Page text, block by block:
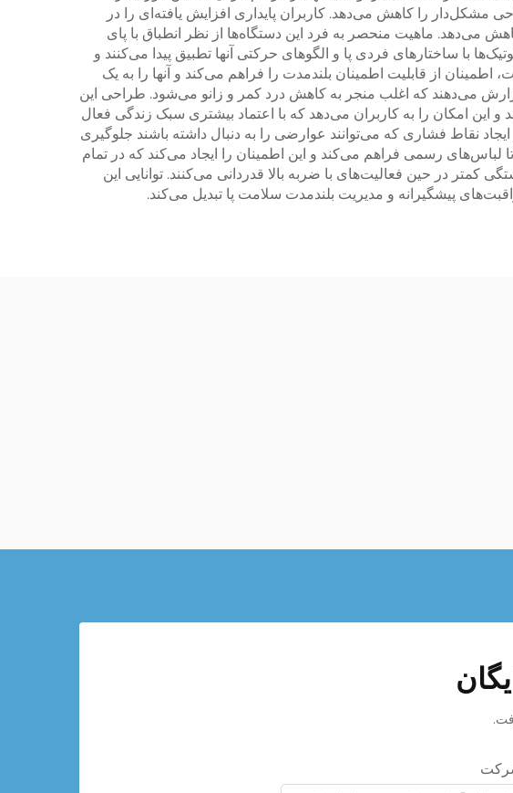
را کاهش می‌دهد. کاربران پایداری افزایش یافته‌ای را در
می‌دهد. ماهیت منحصر به فرد این دستگاه‌ها از نظر انطباق با پای
با ساختارهای فردی پا و الگوهای حرکتی آنها تطبیق پیدا می‌کنند و
از قابلیت اطمینان بلندمدت را فراهم می‌کند و آنها را به یک
می‌دهند که اغلب منجر به کاهش درد کمر و زانو می‌شود. طراحی این
این امکان را به کاربران می‌دهد که با اعتماد بیشتری سبک زندگی فعال
نقاط فشاری که می‌توانند عوارضی را به دنبال داشته باشند جلوگیری
لباس‌های رسمی فراهم می‌کند و این اطمینان را ایجاد می‌کند که در تمام
کمتر در حین فعالیت‌های با ضربه بالا قدردانی می‌کنند. توانایی این
پیشگیرانه و مدیریت بلندمدت سلامت پا تبدیل می‌کند.